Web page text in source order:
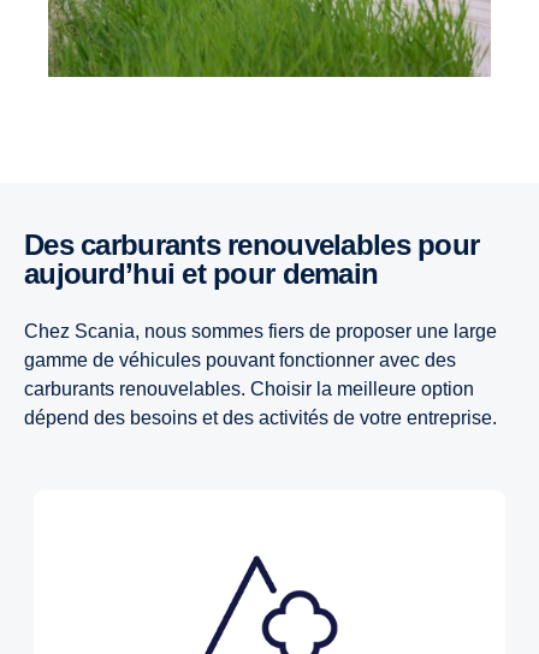
Des carburants renouvelables pour
aujourd’hui et pour demain
Chez Scania, nous sommes fiers de proposer une large
gamme de véhicules pouvant fonctionner avec des
carburants renouvelables. Choisir la meilleure option
dépend des besoins et des activités de votre entreprise.